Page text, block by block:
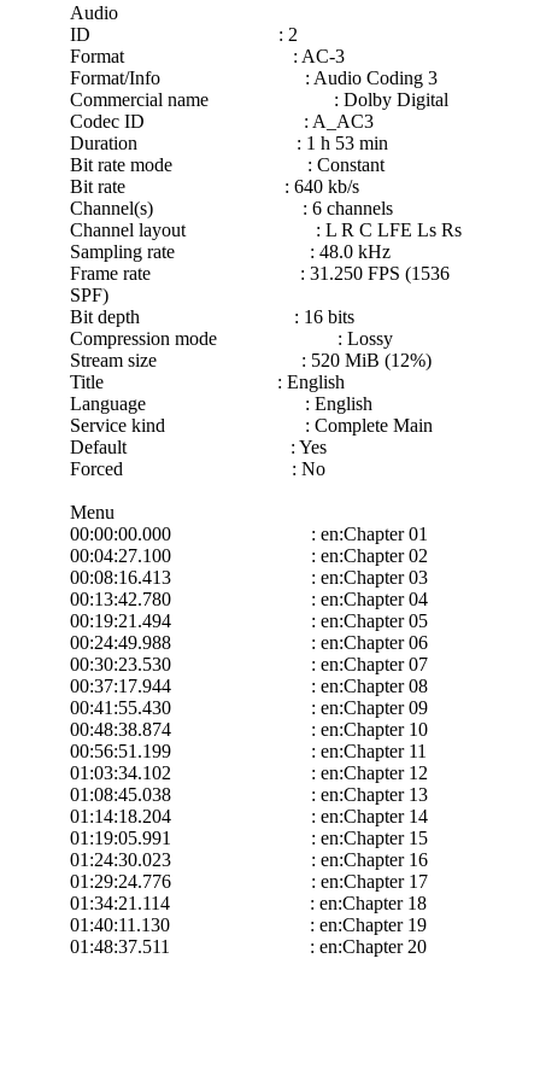
Audio
ID : 2
Format : AC-3
Format/Info : Audio Coding 3
Commercial name : Dolby Digital
Codec ID : A_AC3
Duration : 1 h 53 min
Bit rate mode : Constant
Bit rate : 640 kb/s
Channel(s) : 6 channels
Channel layout : L R C LFE Ls Rs
Sampling rate : 48.0 kHz
Frame rate : 31.250 FPS (1536
SPF)
Bit depth : 16 bits
Compression mode : Lossy
Stream size : 520 MiB (12%)
Title : English
Language : English
Service kind : Complete Main
Default : Yes
Forced : No
Menu
00:00:00.000 : en:Chapter 01
00:04:27.100 : en:Chapter 02
00:08:16.413 : en:Chapter 03
00:13:42.780 : en:Chapter 04
00:19:21.494 : en:Chapter 05
00:24:49.988 : en:Chapter 06
00:30:23.530 : en:Chapter 07
00:37:17.944 : en:Chapter 08
00:41:55.430 : en:Chapter 09
00:48:38.874 : en:Chapter 10
00:56:51.199 : en:Chapter 11
01:03:34.102 : en:Chapter 12
01:08:45.038 : en:Chapter 13
01:14:18.204 : en:Chapter 14
01:19:05.991 : en:Chapter 15
01:24:30.023 : en:Chapter 16
01:29:24.776 : en:Chapter 17
01:34:21.114 : en:Chapter 18
01:40:11.130 : en:Chapter 19
01:48:37.511 : en:Chapter 20